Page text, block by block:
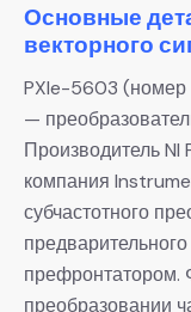
Основные
векторного
PXIe-5603 (номер
—
Производитель
компания
субчастотного
префронтатором.
преобразовании